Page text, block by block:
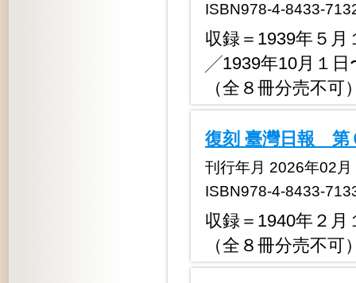
ISBN978-4-8433-
収録＝1939年５
╱1939年10月１日
（全８冊分売不可
復刻 臺灣日報 第
刊行年月 2026年02
ISBN978-4-8433-
収録＝1940年２
（全８冊分売不可